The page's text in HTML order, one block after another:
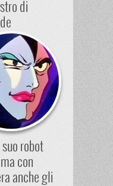
di
robot
con
anche gli